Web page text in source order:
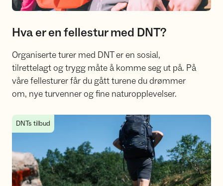
Hva er en fellestur med DNT?
Organiserte turer med DNT er en sosial,
tilrettelagt og trygg måte å komme seg ut på. På
våre fellesturer får du gått turene du drømmer
om, nye turvenner og fine naturopplevelser.
Ferskingturer med DNT Stavanger og omegn
DNTs tilbud